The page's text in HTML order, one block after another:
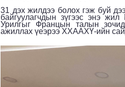
31 дэх жилдээ болох гэж буй
байгуулагчдын зүгээс энэ
Урилгыг Францын талын
ажиллах үеэрээ ХХААХҮ-ийн